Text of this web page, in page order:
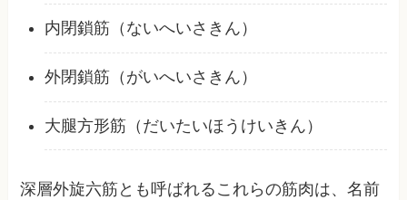
内閉鎖筋（ないへいさきん）
外閉鎖筋（がいへいさきん）
大腿方形筋（だいたいほうけいきん）
深層外旋六筋とも呼ばれるこれらの筋肉は、名前